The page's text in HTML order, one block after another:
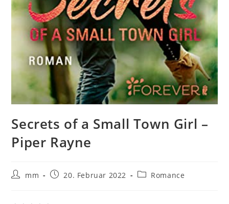
Secrets of a Small Town Girl –
Piper Rayne
mm 20. Februar 2022 Romance